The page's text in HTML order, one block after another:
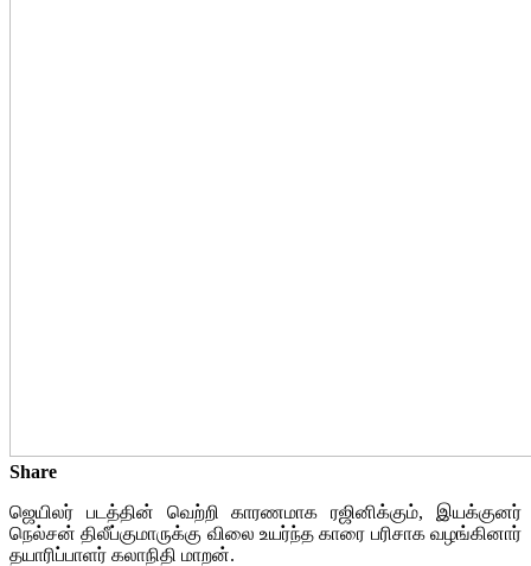
Share
ஜெயிலர் படத்தின் வெற்றி காரணமாக ரஜினிக்கும், இயக்குனர்
நெல்சன் திலீப்குமாருக்கு விலை உயர்ந்த காரை பரிசாக வழங்கினார்
தயாரிப்பாளர் கலாநிதி மாறன்.